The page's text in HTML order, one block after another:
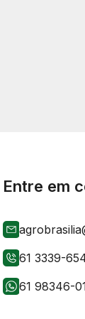
Entre em
61 3339-
61 98346-